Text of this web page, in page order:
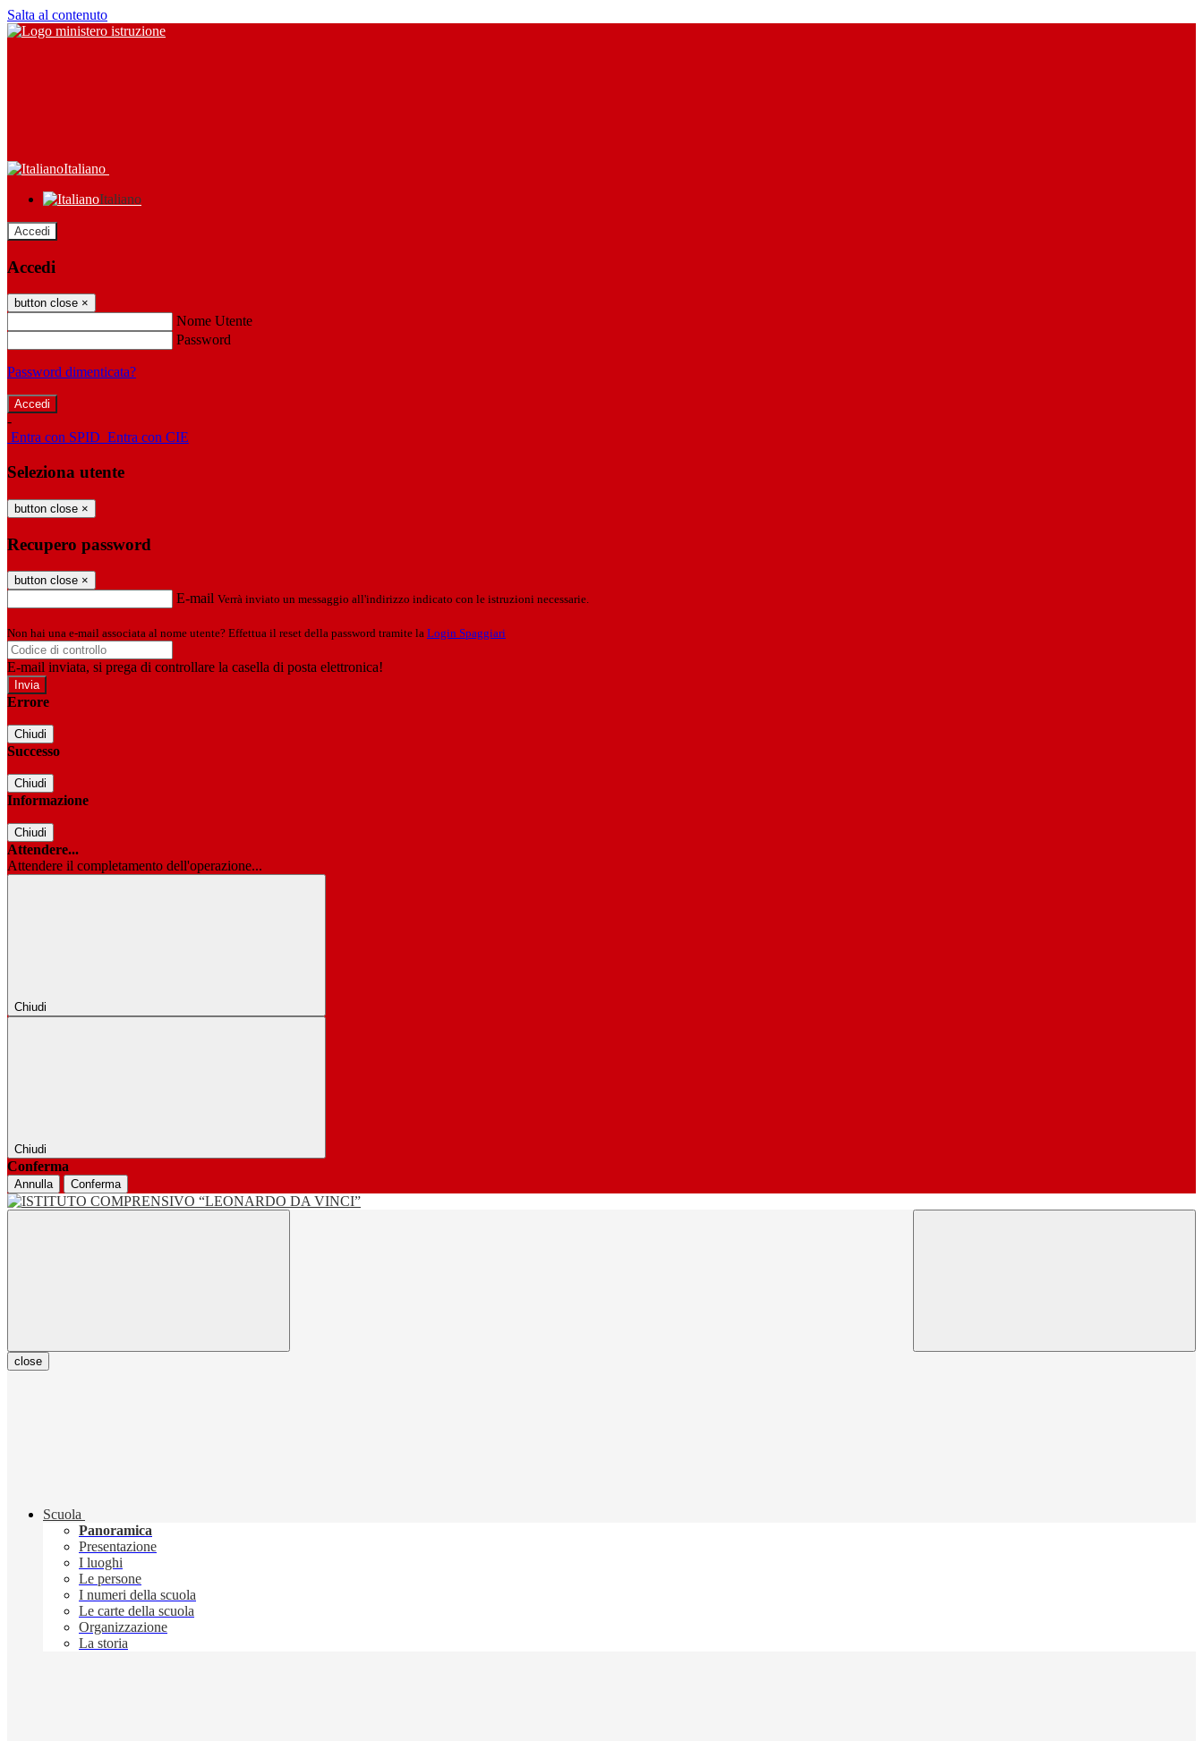
Salta al contenuto
Italiano
Italiano
Accedi
Accedi
button close ×
Nome Utente
Password
Password dimenticata?
-
Entra con SPID Entra con CIE
Seleziona utente
button close ×
Recupero password
button close ×
E-mail Verrà inviato un messaggio all'indirizzo indicato con le istruzioni necessarie.
Non hai una e-mail associata al nome utente? Effettua il reset della password tramite la Login Spaggiari
E-mail inviata, si prega di controllare la casella di posta elettronica!
Errore
Chiudi
Successo
Chiudi
Informazione
Chiudi
Attendere...
Attendere il completamento dell'operazione...
Chiudi
Chiudi
Conferma
Annulla Conferma
close
Scuola
Panoramica
Presentazione
I luoghi
Le persone
I numeri della scuola
Le carte della scuola
Organizzazione
La storia